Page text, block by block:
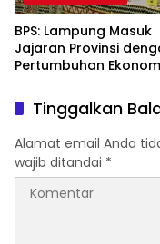
BPS: Lampung Masuk
Jajaran Provinsi
Pertumbuhan
Tinggalkan
Alamat email Anda
wajib ditandai *